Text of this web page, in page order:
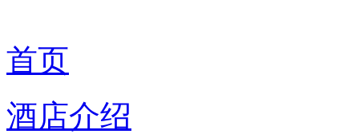
首页
酒店介绍